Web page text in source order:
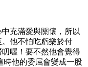
充滿愛與關懷，所以
他不怕吃虧樂於付
喔！要不然他會覺得
時他的委屈會變成一股